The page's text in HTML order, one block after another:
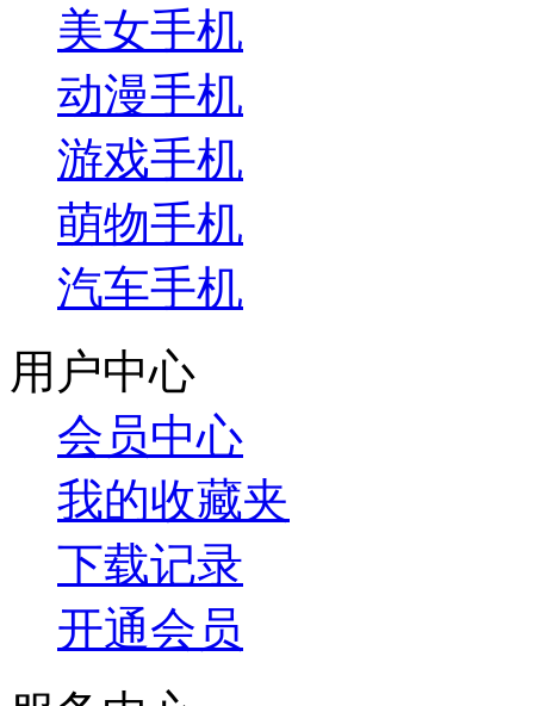
美女手机
动漫手机
游戏手机
萌物手机
汽车手机
用户中心
会员中心
我的收藏夹
下载记录
开通会员